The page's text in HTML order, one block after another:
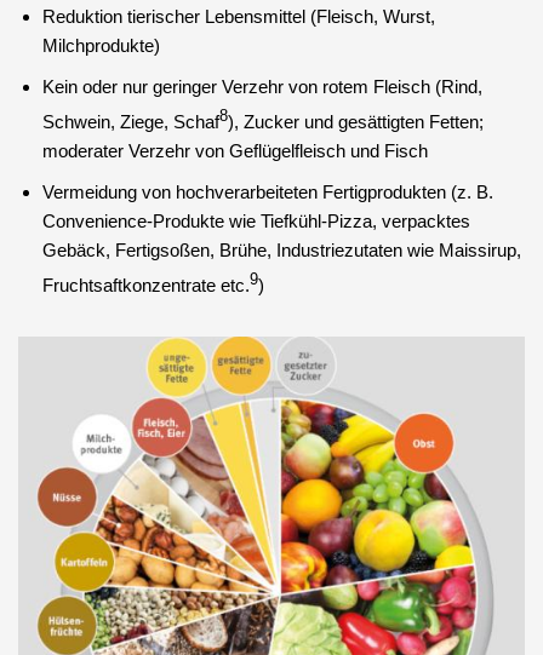
Reduktion tierischer Lebensmittel (Fleisch, Wurst,
Milchprodukte)
Kein oder nur geringer Verzehr von rotem Fleisch (Rind,
Schwein, Ziege, Schaf8), Zucker und gesättigten Fetten;
moderater Verzehr von Geflügelfleisch und Fisch
Vermeidung von hochverarbeiteten Fertigprodukten (z. B.
Convenience-Produkte wie Tiefkühl-Pizza, verpacktes
Gebäck, Fertigsoßen, Brühe, Industriezutaten wie Maissirup,
Fruchtsaftkonzentrate etc.9)